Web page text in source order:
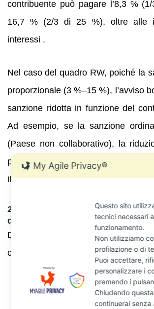
contribuente può pagare l’8,3 %
16,7 % (2/3 di 25 %), oltre alle
interessi .
Nel caso del quadro RW, poiché la
proporzionale (3 %–15 %), l’avviso
sanzione ridotta in funzione del
Ad esempio, se la sanzione
(Paese non collaborativo), la
porta la sanzione al 2 %. Le
illustrano calcoli e simulazioni
2.4 Come comportarsi dopo
dell’avviso
Di seguito una procedura
correttamente l’avviso:
Verificare i dati.
siano corretti e che
My Agile Privacy®
Questo sito
tecnici necessari
funzionamento.
Non utilizziamo
profilazione o di
Puoi accettare,
personalizzare i
premendo i
Chiudendo
continuerai senza